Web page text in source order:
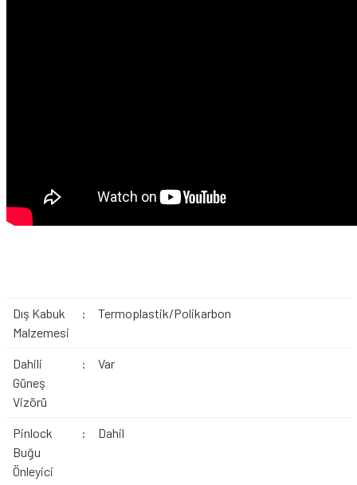
Dış Kabuk
Malzemesi
: Termoplastik/Polikarbon
Dahili
Güneş
Vizörü
: Var
Pinlock
Buğu
Önleyici
: Dahil